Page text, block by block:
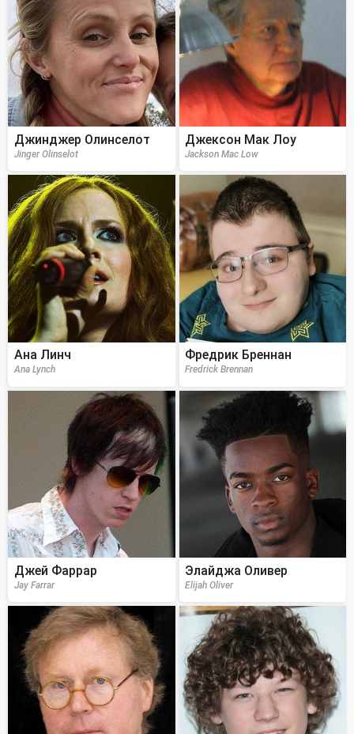
Джинджер Олинселот
Jinger Olinselot
Джексон Мак Лоу
Jackson Mac Low
Ана Линч
Ana Lynch
Фредрик Бреннан
Fredrick Brennan
Джей Фаррар
Jay Farrar
Элайджа Оливер
Elijah Oliver